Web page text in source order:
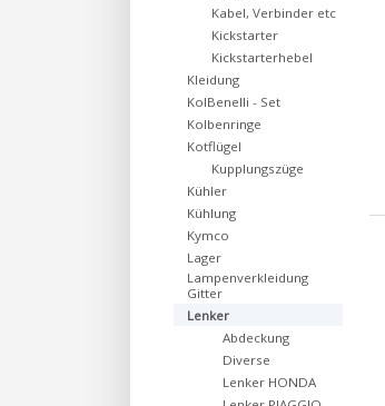
Kabel, Verbinder etc
Kickstarter
Kickstarterhebel
Kleidung
KolBenelli - Set
Kolbenringe
Kotflügel
Kupplungszüge
Kühler
Kühlung
Kymco
Lager
Lampenverkleidung
Gitter
Lenker
Abdeckung
Diverse
Lenker HONDA